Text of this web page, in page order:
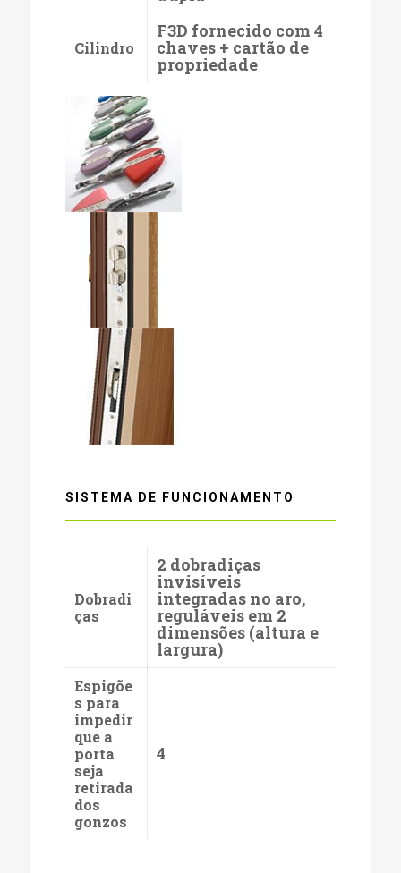
Cilindro
F3D fornecido com 4
chaves + cartão de
propriedade
SISTEMA DE FUNCIONAMENTO
Dobradi
ças
2 dobradiças
invisíveis
integradas no aro,
reguláveis em 2
dimensões (altura e
largura)
Espigõe
s para
impedir
que a
porta
seja
retirada
dos
gonzos
4